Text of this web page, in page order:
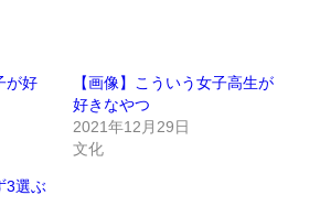
が好
【画像】こういう女子高生が
好きなやつ
2021年12月29日
文化
3選ぶ